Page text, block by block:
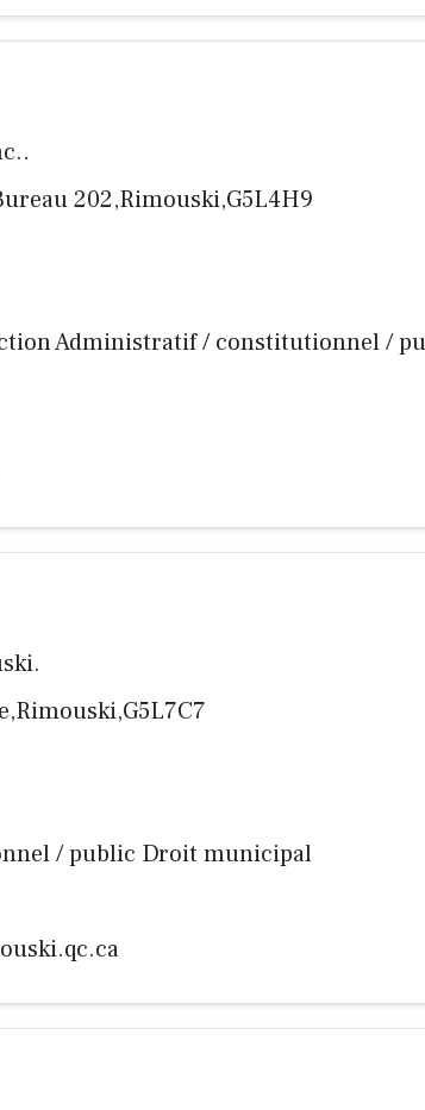
202,Rimouski,G5L4H9
Administratif / constitutionnel /
/ public Droit municipal